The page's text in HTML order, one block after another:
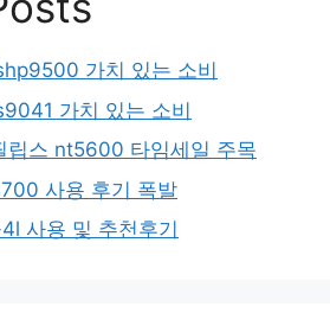
가치 있는 소비
가치 있는 소비
립스 nt5600 타임세일 주목
사용 후기 폭발
사용 및 추천후기